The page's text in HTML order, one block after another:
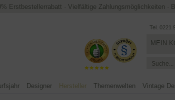
Erstbestellerrabatt · Vielfältige Zahlungsmöglichkeiten ·
Tel. 0221
MEIN
Designer Hersteller Themenwelten Vintage